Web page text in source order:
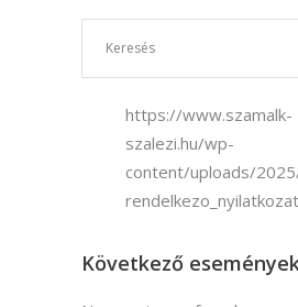
https://www.szamalk-
szalezi.hu/wp-
content/uploads/
Következő